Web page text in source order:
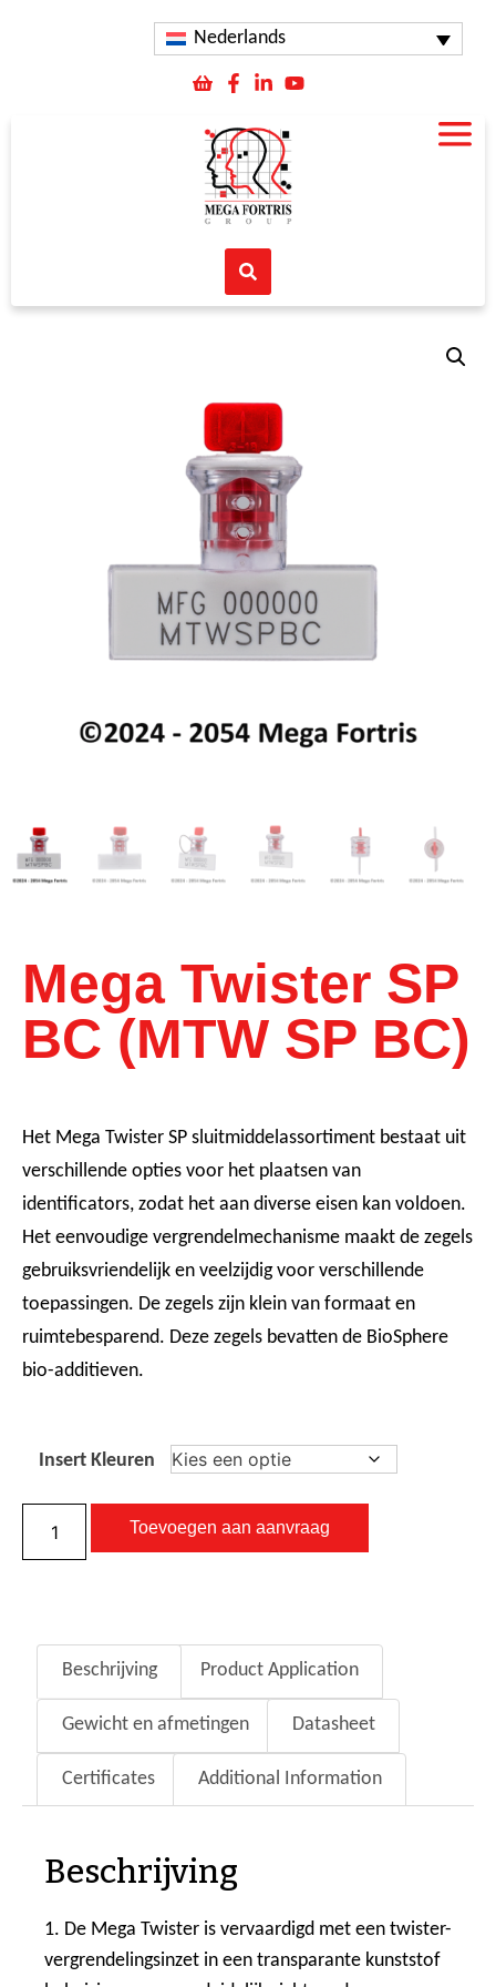
Nederlands
Mega Twister SP
BC (MTW SP BC)
Het Mega Twister SP sluitmiddelassortiment bestaat uit
verschillende opties voor het plaatsen van
identificators, zodat het aan diverse eisen kan voldoen.
Het eenvoudige vergrendelmechanisme maakt de zegels
gebruiksvriendelijk en veelzijdig voor verschillende
toepassingen. De zegels zijn klein van formaat en
ruimtebesparend. Deze zegels bevatten de BioSphere
bio-additieven.
Insert Kleuren
Toevoegen aan aanvraag
Beschrijving Product Application
Gewicht en afmetingen Datasheet
Certificates Additional Information
Beschrijving
1. De Mega Twister is vervaardigd met een twister-
vergrendelingsinzet in een transparante kunststof